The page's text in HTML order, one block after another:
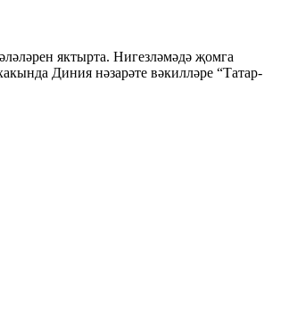
яктырта. Нигезләмәдә җомга
Диния нәзарәте вәкилләре “Татар-